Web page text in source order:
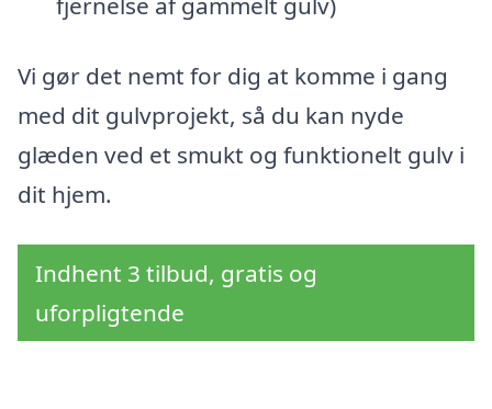
Vi gør det nemt for dig at komme i gang
med dit gulvprojekt, så du kan nyde
glæden ved et smukt og funktionelt gulv i
dit hjem.
Indhent 3 tilbud, gratis og
uforpligtende